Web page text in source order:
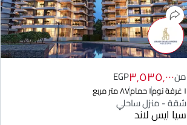
من٣٬٥٣٥٬٠٠٠EGP
١ غرفة نوم ١ حمام ٨٧ متر مربع
شقة - منزل ساحلي
سيا ايس لاند